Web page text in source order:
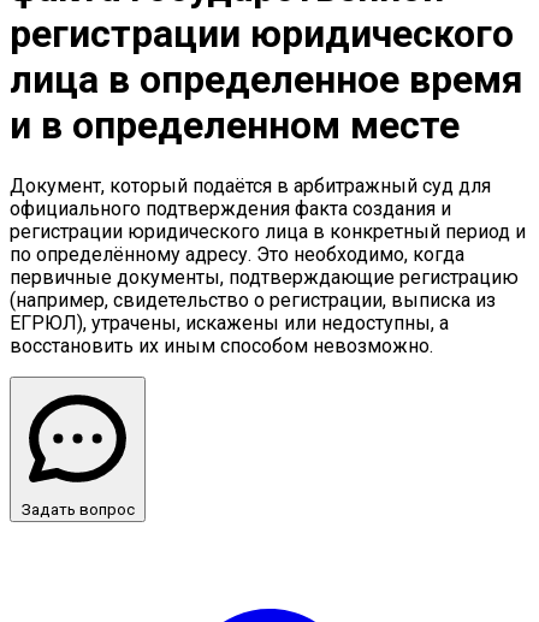
регистрации юридического
лица в определенное время
и в определенном месте
Документ, который подаётся в арбитражный суд для
официального подтверждения факта создания и
регистрации юридического лица в конкретный период и
по определённому адресу. Это необходимо, когда
первичные документы, подтверждающие регистрацию
(например, свидетельство о регистрации, выписка из
ЕГРЮЛ), утрачены, искажены или недоступны, а
восстановить их иным способом невозможно.
Задать вопрос